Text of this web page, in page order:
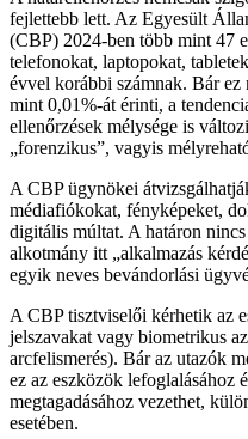
fejlettebb lett. Az Egyesült
(CBP) 2024-ben több mint 47
telefonokat, laptopokat,
évvel korábbi számnak. Bár
mint 0,01%-át érinti, a
ellenőrzések mélysége is
„forenzikus”, vagyis
A CBP ügynökei
médiafiókokat, fényképeket,
digitális múltat. A határon
alkotmány itt „alkalmazás
egyik neves bevándorlási
A CBP tisztviselői kérhetik az
jelszavakat vagy biometrikus
arcfelismerés). Bár az utazók
ez az eszközök lefoglalásához
megtagadásához vezethet,
esetében.